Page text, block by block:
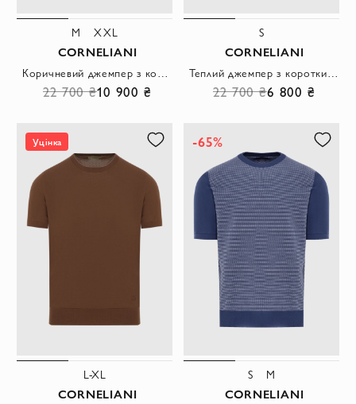
M XXL
CORNELIANI
22 700 ₴10 900 ₴
S
CORNELIANI
22 700 ₴6 800 ₴
Уцінка
L-XL
CORNELIANI
-65%
S M
CORNELIANI